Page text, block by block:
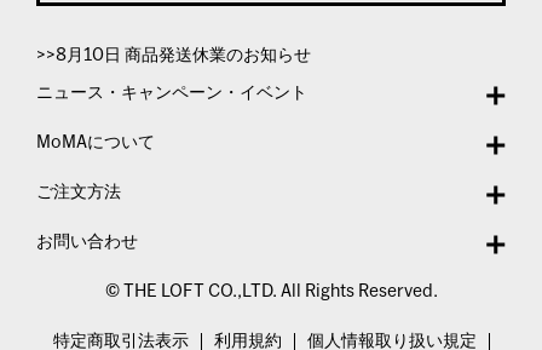
>>8月10日 商品発送休業のお知らせ
ニュース・キャンペーン・イベント
MoMAについて
ご注文方法
お問い合わせ
© THE LOFT CO.,LTD. All Rights Reserved.
特定商取引法表示 利用規約 個人情報取り扱い規定